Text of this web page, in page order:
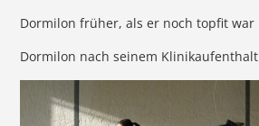
Dormilon früher, als er noch topfit war
Dormilon nach seinem Klinikaufenthalt